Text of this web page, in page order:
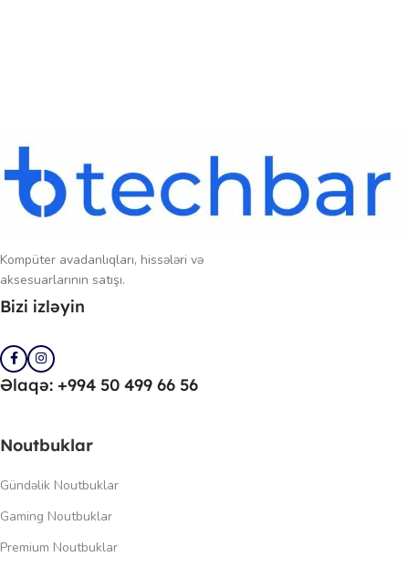
Kompüter avadanlıqları, hissələri və
aksesuarlarının satışı.
Bizi izləyin
Əlaqə: +994 50 499 66 56
Noutbuklar
Gündəlik Noutbuklar
Gaming Noutbuklar
Premium Noutbuklar